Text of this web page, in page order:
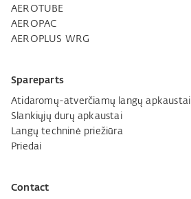
AEROTUBE
AEROPAC
AEROPLUS WRG
Spareparts
Atidaromų-atverčiamų langų apkaustai
Slankiųjų durų apkaustai
Langų techninė priežiūra
Priedai
Contact